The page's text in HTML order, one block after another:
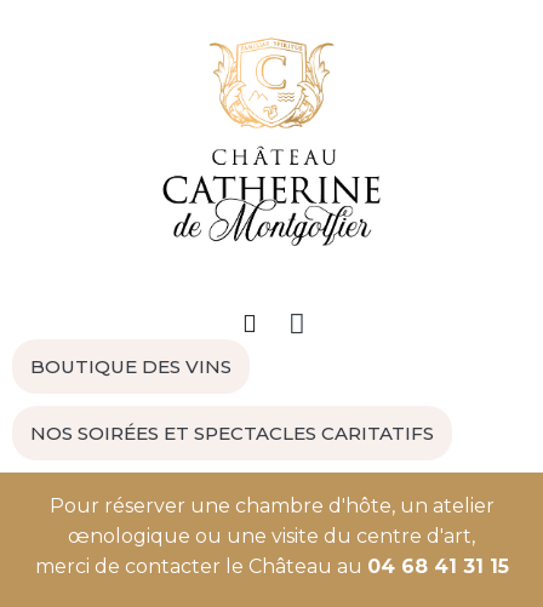
BOUTIQUE DES VINS
NOS SOIRÉES ET SPECTACLES CARITATIFS
Pour réserver une chambre d'hôte, un atelier
œnologique ou une visite du centre d'art,
merci de contacter le Château au 04 68 41 31 15